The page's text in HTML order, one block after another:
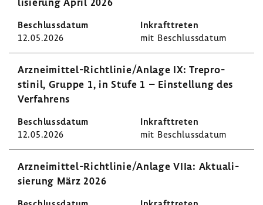
12.05.2026 mit Beschluss­datum
Arzneimittel-​Richtlinie/Anlage IX: Trepro­
stinil, Gruppe 1, in Stufe 1 – Einstel­lung des
Verfah­rens
12.05.2026 mit Beschluss­datum
Arzneimittel-​Richtlinie/Anlage VIIa: Aktua­li­
sie­rung März 2026